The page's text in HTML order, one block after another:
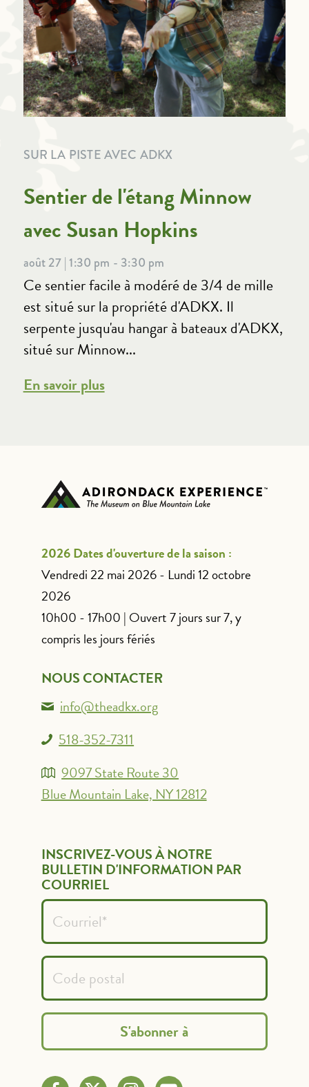
SUR LA PISTE AVEC ADKX
Sentier de l'étang Minnow
avec Susan Hopkins
août 27 | 1:30 pm - 3:30 pm
Ce sentier facile à modéré de 3/4 de mille
est situé sur la propriété d'ADKX. Il
serpente jusqu'au hangar à bateaux d'ADKX,
situé sur Minnow...
En savoir plus
2026 Dates d'ouverture de la saison :
Vendredi 22 mai 2026 - Lundi 12 octobre
2026
10h00 - 17h00 | Ouvert 7 jours sur 7, y
compris les jours fériés
NOUS CONTACTER
info@theadkx.org
518-352-7311
9097 State Route 30
Blue Mountain Lake, NY 12812
INSCRIVEZ-VOUS À NOTRE
BULLETIN D'INFORMATION PAR
COURRIEL